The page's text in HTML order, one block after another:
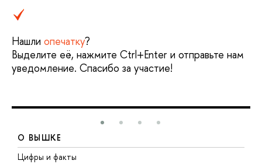
Нашли опечатку?
Выделите её, нажмите Ctrl+Enter и отправьте нам
уведомление. Спасибо за участие!
О ВЫШКЕ
Цифры и факты